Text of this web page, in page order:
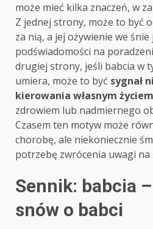
może mieć kilka znaczeń, w
Z jednej strony, może to być
za nią, a jej ożywienie we
podświadomości na
drugiej strony, jeśli babcia w
umiera, może to być sygnał
kierowania własnym życiem
zdrowiem lub nadmiernego
Czasem ten motyw może
chorobę, ale niekoniecznie
potrzebę zwrócenia uwagi na
Sennik: babcia
snów o babci